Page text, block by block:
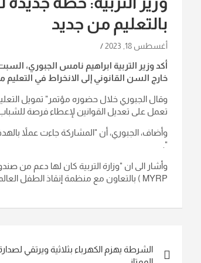
بالتعليم من جديد
أغسطس 18, 2023
أكد وزير التربية ابراهيم نامس الجبوري،
خارج السن القانوني إلى الانخراط في التعليم
وقال الجبوري خلال حضوره مؤتمر" تمويل
تعمل على تعديل القوانين لإعطاء فرصة للشباب
وأضاف، الجبوري، أن "المشاركة جاءت عملاً
".
MYRP ‏) بالتعاون مع منظمة إنقاذ الطفل العالمية إذ قدمت خدمات تعليمية في خمس محافظات".انتهى2
الشرطة يهزم الكهرباء بثلاثية ويرتقي